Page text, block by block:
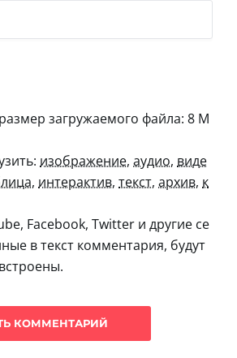
загружаемого файла: 8 М
изображение, аудио, виде
, интерактив, текст, архив, к
Facebook, Twitter и другие се
в текст комментария, будут